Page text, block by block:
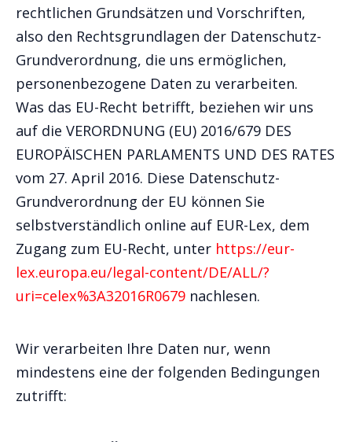
rechtlichen Grundsätzen und Vorschriften,
also den Rechtsgrundlagen der Datenschutz-
Grundverordnung, die uns ermöglichen,
personenbezogene Daten zu verarbeiten.
Was das EU-Recht betrifft, beziehen wir uns
auf die VERORDNUNG (EU) 2016/679 DES
EUROPÄISCHEN PARLAMENTS UND DES RATES
vom 27. April 2016. Diese Datenschutz-
Grundverordnung der EU können Sie
selbstverständlich online auf EUR-Lex, dem
Zugang zum EU-Recht, unter https://eur-
lex.europa.eu/legal-content/DE/ALL/?
uri=celex%3A32016R0679 nachlesen.
Wir verarbeiten Ihre Daten nur, wenn
mindestens eine der folgenden Bedingungen
zutrifft: